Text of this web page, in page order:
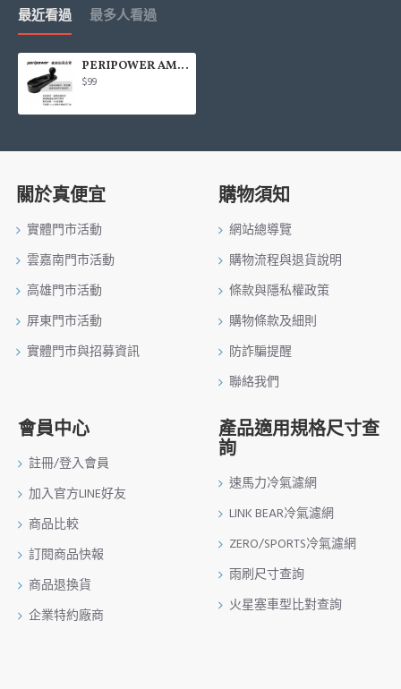
最近看過 最多人看過
PERIPOWER AM-12 底座加長支臂(17mm萬向球頭)
$99
關於真便宜
實體門市活動
雲嘉南門市活動
高雄門市活動
屏東門市活動
實體門市與招募資訊
購物須知
網站總導覽
購物流程與退貨說明
條款與隱私權政策
購物條款及細則
防詐騙提醒
聯絡我們
會員中心
註冊/登入會員
加入官方LINE好友
商品比較
訂閱商品快報
商品退換貨
企業特約廠商
產品適用規格尺寸查
詢
速馬力冷氣濾網
LINK BEAR冷氣濾網
ZERO/SPORTS冷氣濾網
雨刷尺寸查詢
火星塞車型比對查詢